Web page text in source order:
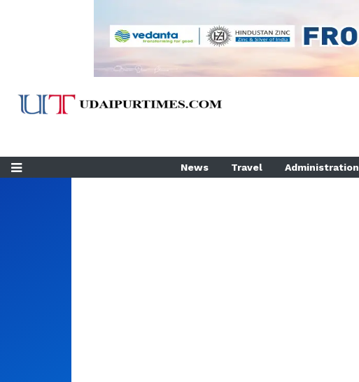
News Travel Administration